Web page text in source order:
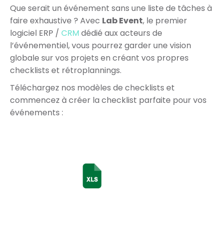
Que serait un événement sans une liste de tâches à
faire exhaustive ? Avec Lab Event, le premier
logiciel ERP / CRM dédié aux acteurs de
l’événementiel,vous pourrez garder une vision
globale sur vos projets en créant vos propres
checklists et rétroplannings.
Téléchargez nos modèles de checklists et
commencez à créer la checklist parfaite pour vos
événements :